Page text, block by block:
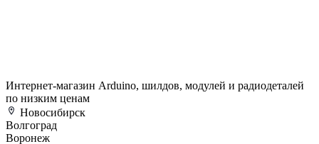
Интернет-магазин Arduino, шилдов, модулей и радиодеталей
по низким ценам
Новосибирск
Волгоград
Воронеж